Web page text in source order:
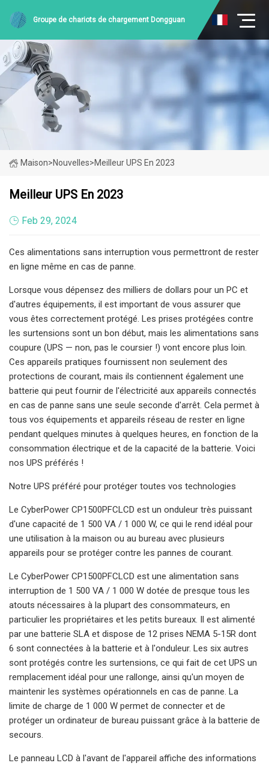
Groupe de chariots de chargement Dongguan
Maison>Nouvelles>Meilleur UPS En 2023
Meilleur UPS En 2023
Feb 29, 2024
Ces alimentations sans interruption vous permettront de rester
en ligne même en cas de panne.
Lorsque vous dépensez des milliers de dollars pour un PC et
d'autres équipements, il est important de vous assurer que
vous êtes correctement protégé. Les prises protégées contre
les surtensions sont un bon début, mais les alimentations sans
coupure (UPS — non, pas le coursier !) vont encore plus loin.
Ces appareils pratiques fournissent non seulement des
protections de courant, mais ils contiennent également une
batterie qui peut fournir de l'électricité aux appareils connectés
en cas de panne sans une seule seconde d'arrêt. Cela permet à
tous vos équipements et appareils réseau de rester en ligne
pendant quelques minutes à quelques heures, en fonction de la
consommation électrique et de la capacité de la batterie. Voici
nos UPS préférés !
Notre UPS préféré pour protéger toutes vos technologies
Le CyberPower CP1500PFCLCD est un onduleur très puissant
d'une capacité de 1 500 VA / 1 000 W, ce qui le rend idéal pour
une utilisation à la maison ou au bureau avec plusieurs
appareils pour se protéger contre les pannes de courant.
Le CyberPower CP1500PFCLCD est une alimentation sans
interruption de 1 500 VA / 1 000 W dotée de presque tous les
atouts nécessaires à la plupart des consommateurs, en
particulier les propriétaires et les petits bureaux. Il est alimenté
par une batterie SLA et dispose de 12 prises NEMA 5-15R dont
6 sont connectées à la batterie et à l'onduleur. Les six autres
sont protégés contre les surtensions, ce qui fait de cet UPS un
remplacement idéal pour une rallonge, ainsi qu'un moyen de
maintenir les systèmes opérationnels en cas de panne. La
limite de charge de 1 000 W permet de connecter et de
protéger un ordinateur de bureau puissant grâce à la batterie de
secours.
Le panneau LCD à l'avant de l'appareil affiche des informations